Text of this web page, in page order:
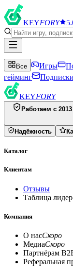
KEYFORY
Все Игры
гейминг
Подписки
KEYFORY
Работаем с 2013
Надёжность
Каталог
Клиентам
Отзывы
Таблица
Компания
О насСкоро
МедиаСкоро
Партнёрам
Реферальная